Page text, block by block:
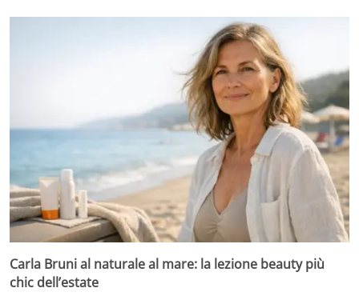
Carla Bruni al naturale al mare: la lezione beauty più
chic dell’estate